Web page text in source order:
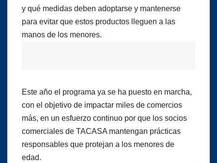
y qué medidas deben adoptarse y mantenerse
para evitar que estos productos lleguen a las
manos de los menores.
Este año el programa ya se ha puesto en marcha,
con el objetivo de impactar miles de comercios
más, en un esfuerzo continuo por que los socios
comerciales de TACASA mantengan prácticas
responsables que protejan a los menores de
edad.